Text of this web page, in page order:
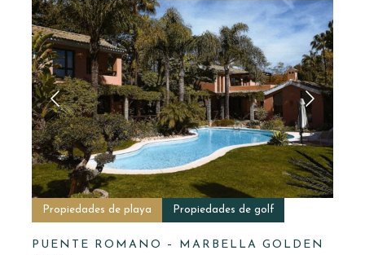
Propiedades de playa Propiedades de golf
PUENTE ROMANO – MARBELLA GOLDEN